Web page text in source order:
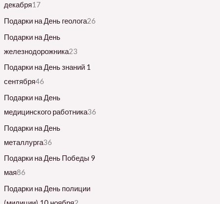
декабря17
Подарки на День геолога26
Подарки на День
железнодорожника23
Подарки на День знаний 1
сентября46
Подарки на День
медицинского работника36
Подарки на День
металлурга36
Подарки на День Победы 9
мая86
Подарки на День полиции